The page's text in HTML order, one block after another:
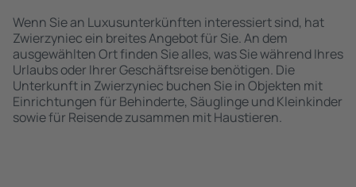
Wenn Sie an Luxusunterkünften interessiert sind, hat
Zwierzyniec ein breites Angebot für Sie. An dem
ausgewählten Ort finden Sie alles, was Sie während Ihres
Urlaubs oder Ihrer Geschäftsreise benötigen. Die
Unterkunft in Zwierzyniec buchen Sie in Objekten mit
Einrichtungen für Behinderte, Säuglinge und Kleinkinder
sowie für Reisende zusammen mit Haustieren.